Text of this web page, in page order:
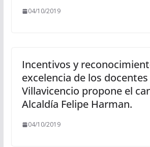
04/10/2019
Incentivos y
excelencia de los
Villavicencio propone el
Alcaldía Felipe Harman.
04/10/2019